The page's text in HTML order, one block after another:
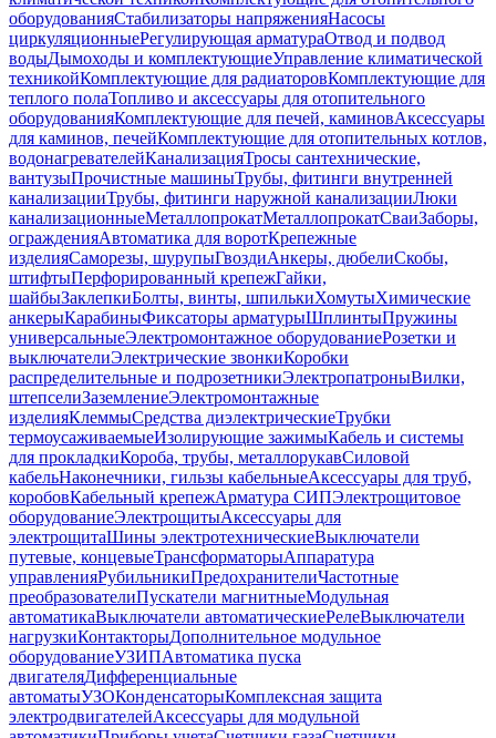
оборудованияСтабилизаторы напряженияНасосы
циркуляционныеРегулирующая арматураОтвод и подвод
водыДымоходы и комплектующиеУправление климатической
техникойКомплектующие для радиаторовКомплектующие для
теплого полаТопливо и аксессуары для отопительного
оборудованияКомплектующие для печей, каминовАксессуары
для каминов, печейКомплектующие для отопительных котлов,
водонагревателейКанализацияТросы сантехнические,
вантузыПрочистные машиныТрубы, фитинги внутренней
канализацииТрубы, фитинги наружной канализацииЛюки
канализационныеМеталлопрокатМеталлопрокатСваиЗаборы,
огражденияАвтоматика для воротКрепежные
изделияСаморезы, шурупыГвоздиАнкеры, дюбелиСкобы,
штифтыПерфорированный крепежГайки,
шайбыЗаклепкиБолты, винты, шпилькиХомутыХимические
анкерыКарабиныФиксаторы арматурыШплинтыПружины
универсальныеЭлектромонтажное оборудованиеРозетки и
выключателиЭлектрические звонкиКоробки
распределительные и подрозетникиЭлектропатроныВилки,
штепселиЗаземлениеЭлектромонтажные
изделияКлеммыСредства диэлектрическиеТрубки
термоусаживаемыеИзолирующие зажимыКабель и системы
для прокладкиКороба, трубы, металлорукавСиловой
кабельНаконечники, гильзы кабельныеАксессуары для труб,
коробовКабельный крепежАрматура СИПЭлектрощитовое
оборудованиеЭлектрощитыАксессуары для
электрощитаШины электротехническиеВыключатели
путевые, концевыеТрансформаторыАппаратура
управленияРубильникиПредохранителиЧастотные
преобразователиПускатели магнитныеМодульная
автоматикаВыключатели автоматическиеРелеВыключатели
нагрузкиКонтакторыДополнительное модульное
оборудованиеУЗИПАвтоматика пуска
двигателяДифференциальные
автоматыУЗОКонденсаторыКомплексная защита
электродвигателейАксессуары для модульной